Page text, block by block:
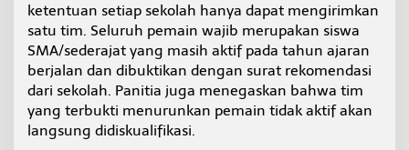
ketentuan setiap sekolah hanya dapat mengirimkan
satu tim. Seluruh pemain wajib merupakan siswa
SMA/sederajat yang masih aktif pada tahun ajaran
berjalan dan dibuktikan dengan surat rekomendasi
dari sekolah. Panitia juga menegaskan bahwa tim
yang terbukti menurunkan pemain tidak aktif akan
langsung didiskualifikasi.